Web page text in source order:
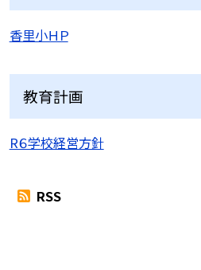
香里小ＨＰ
教育計画
R６学校経営方針
RSS